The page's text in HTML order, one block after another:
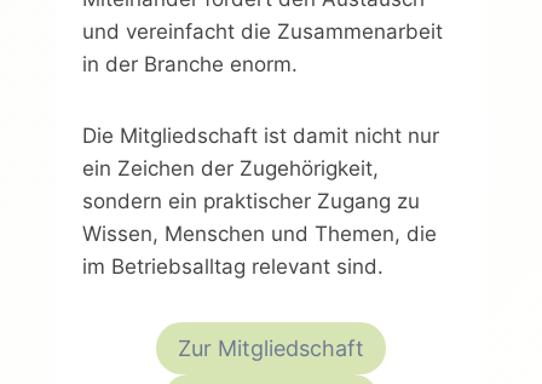
und vereinfacht die Zusammenarbeit
in der Branche enorm.
Die Mitgliedschaft ist damit nicht nur
ein Zeichen der Zugehörigkeit,
sondern ein praktischer Zugang zu
Wissen, Menschen und Themen, die
im Betriebsalltag relevant sind.
Zur Mitgliedschaft